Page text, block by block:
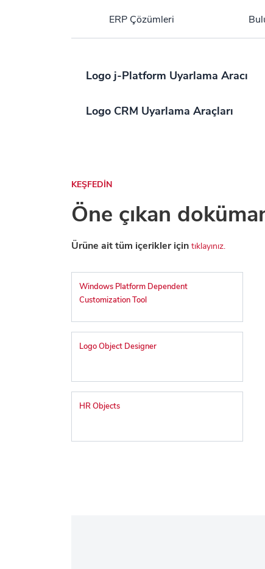
ERP Çözümleri
Logo j-Platform Uyarlama Aracı
Logo CRM Uyarlama Araçları
KEŞFEDİN
Öne çıkan
Ürüne ait tüm içerikler için tıklayınız.
Windows Platform Dependent
Customization Tool
Logo Object Designer
HR Objects